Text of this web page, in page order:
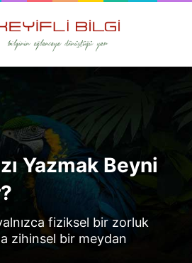
Yazmak Beyni
fiziksel bir zorluk
zihinsel bir meydan